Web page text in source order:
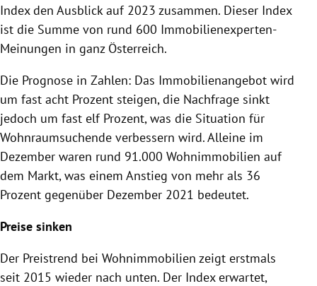
Index den Ausblick auf 2023 zusammen. Dieser Index
ist die Summe von rund 600 Immobilienexperten-
Meinungen in ganz Österreich.
Die Prognose in Zahlen: Das Immobilienangebot wird
um fast acht Prozent steigen, die Nachfrage sinkt
jedoch um fast elf Prozent, was die Situation für
Wohnraumsuchende verbessern wird. Alleine im
Dezember waren rund 91.000 Wohnimmobilien auf
dem Markt, was einem Anstieg von mehr als 36
Prozent gegenüber Dezember 2021 bedeutet.
Preise sinken
Der Preistrend bei Wohnimmobilien zeigt erstmals
seit 2015 wieder nach unten. Der Index erwartet,